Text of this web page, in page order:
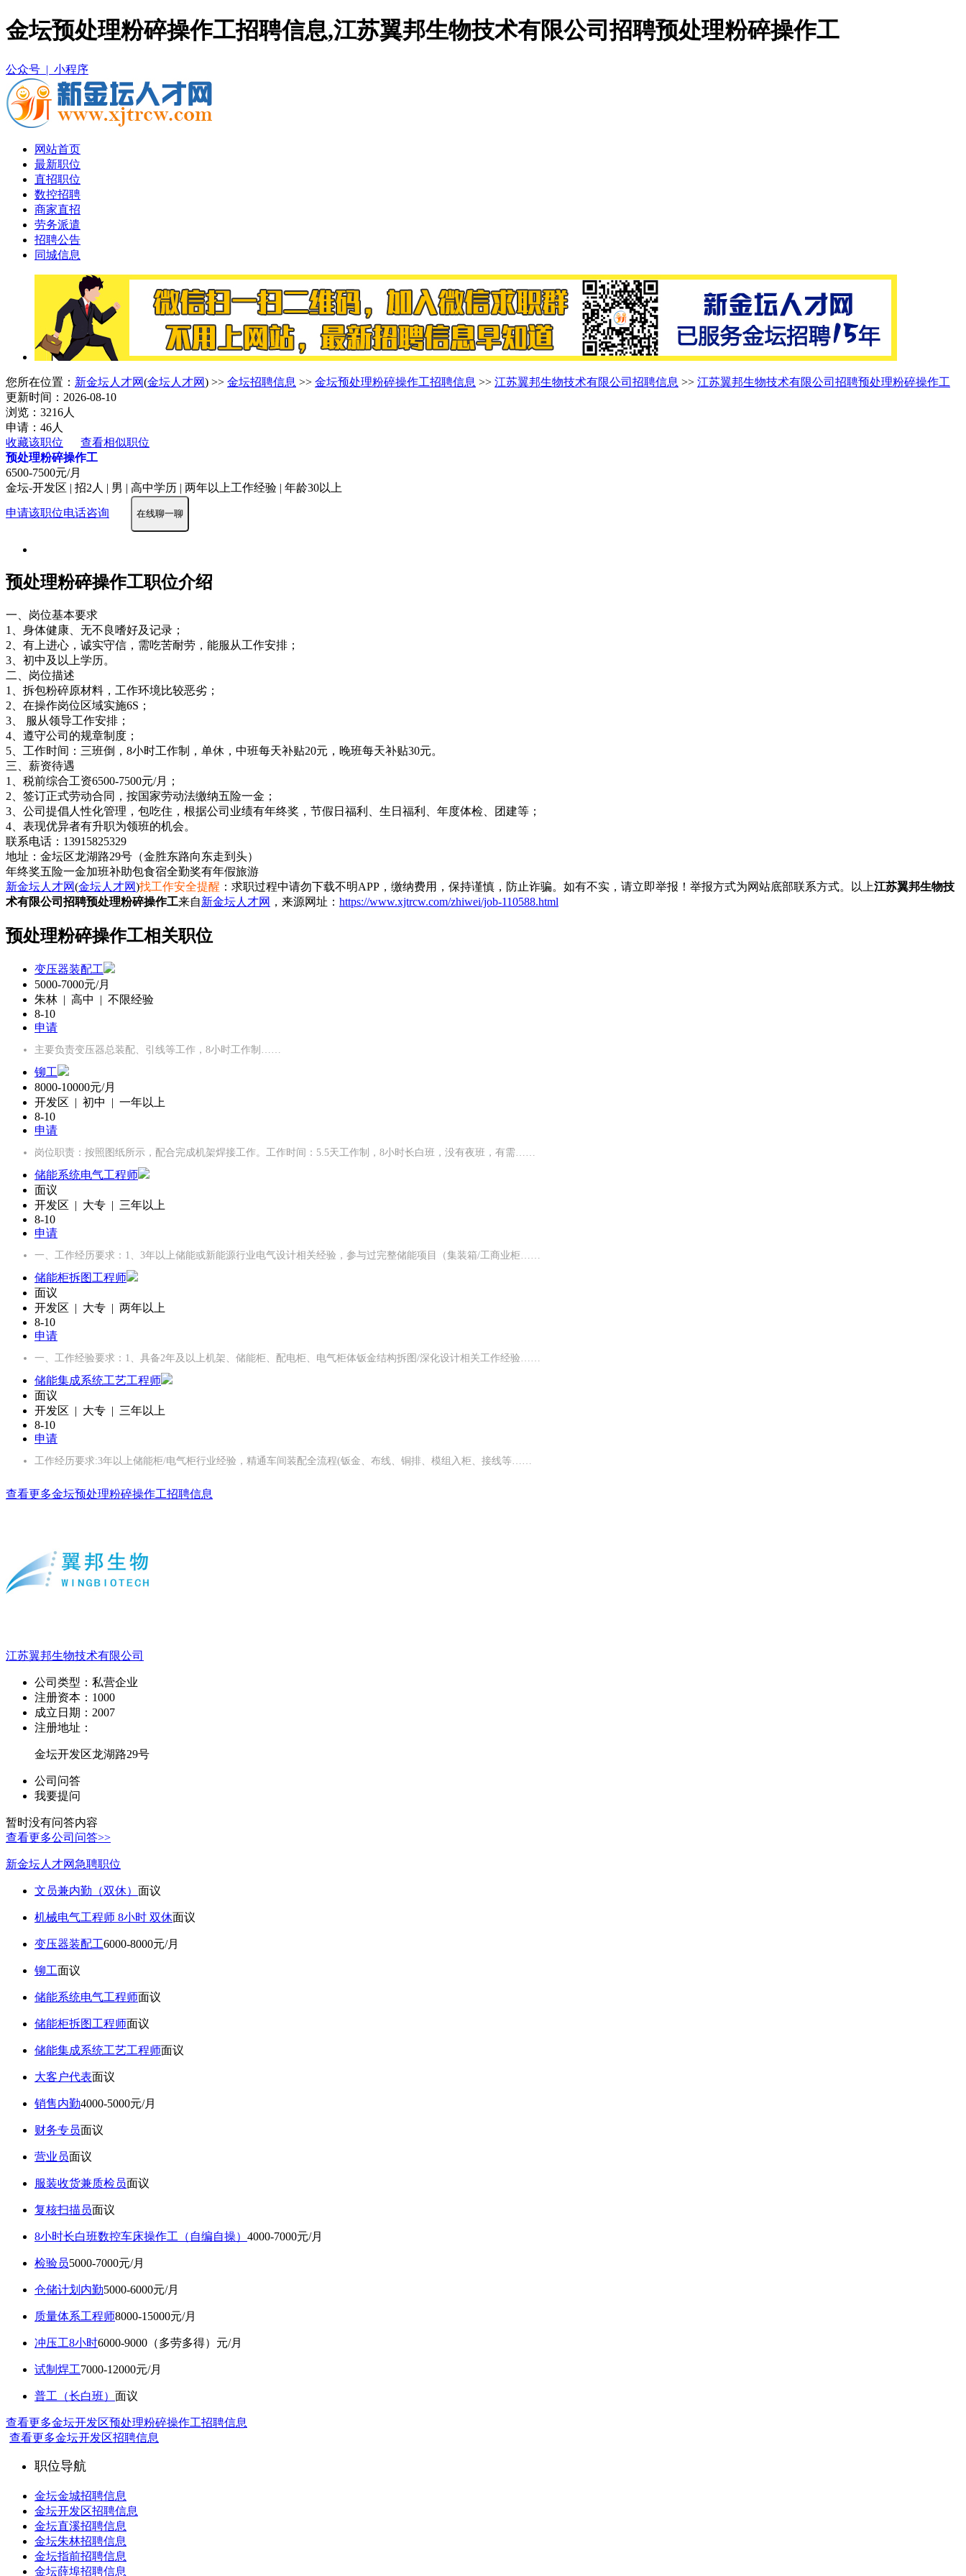
金坛预处理粉碎操作工招聘信息,江苏翼邦生物技术有限公司招聘预处理粉碎操作工
公众号 | 小程序
网站首页
最新职位
直招职位
数控招聘
商家直招
劳务派遣
招聘公告
同城信息
您所在位置： 新金坛人才网(金坛人才网) >> 金坛招聘信息 >> 金坛预处理粉碎操作工招聘信息 >> 江苏翼邦生物技术有限公司招聘信息 >> 江苏翼邦生物技术有限公司招聘预处理粉碎操作工
更新时间：2026-08-10
浏览：3216人
申请：46人
收藏该职位
查看相似职位
预处理粉碎操作工
6500-7500元/月
金坛-开发区 | 招2人 | 男 | 高中学历 | 两年以上工作经验 | 年龄30以上
申请该职位电话咨询 在线聊一聊
预处理粉碎操作工职位介绍
一、岗位基本要求
1、身体健康、无不良嗜好及记录；
2、有上进心，诚实守信，需吃苦耐劳，能服从工作安排；
3、初中及以上学历。
二、岗位描述
1、拆包粉碎原材料，工作环境比较恶劣；
2、在操作岗位区域实施6S；
3、 服从领导工作安排；
4、遵守公司的规章制度；
5、工作时间：三班倒，8小时工作制，单休，中班每天补贴20元，晚班每天补贴30元。
三、薪资待遇
1、税前综合工资6500-7500元/月；
2、签订正式劳动合同，按国家劳动法缴纳五险一金；
3、公司提倡人性化管理，包吃住，根据公司业绩有年终奖，节假日福利、生日福利、年度体检、团建等；
4、表现优异者有升职为领班的机会。
联系电话：13915825329
地址：金坛区龙湖路29号（金胜东路向东走到头）
年终奖五险一金加班补助包食宿全勤奖有年假旅游
新金坛人才网(金坛人才网)找工作安全提醒 ：求职过程中请勿下载不明APP，缴纳费用，保持谨慎，防止诈骗。如有不实，请立即举报！举报方式为网站底部联系方式。以上江苏翼邦生物技
术有限公司招聘预处理粉碎操作工来自新金坛人才网 ，来源网址： https://www.xjtrcw.com/zhiwei/job-110588.html
预处理粉碎操作工相关职位
变压器装配工
5000-7000元/月
朱林 | 高中 | 不限经验
8-10
申请
主要负责变压器总装配、引线等工作，8小时工作制……
铆工
8000-10000元/月
开发区 | 初中 | 一年以上
8-10
申请
岗位职责：按照图纸所示，配合完成机架焊接工作。工作时间：5.5天工作制，8小时长白班，没有夜班，有需……
储能系统电气工程师
面议
开发区 | 大专 | 三年以上
8-10
申请
一、工作经历要求：1、3年以上储能或新能源行业电气设计相关经验，参与过完整储能项目（集装箱/工商业柜……
储能柜拆图工程师
面议
开发区 | 大专 | 两年以上
8-10
申请
一、工作经验要求：1、具备2年及以上机架、储能柜、配电柜、电气柜体钣金结构拆图/深化设计相关工作经验……
储能集成系统工艺工程师
面议
开发区 | 大专 | 三年以上
8-10
申请
工作经历要求:3年以上储能柜/电气柜行业经验，精通车间装配全流程(钣金、布线、铜排、模组入柜、接线等……
查看更多金坛预处理粉碎操作工招聘信息
江苏翼邦生物技术有限公司
公司类型： 私营企业
注册资本： 1000
成立日期： 2007
注册地址：
金坛开发区龙湖路29号
公司问答
我要提问
暂时没有问答内容
查看更多公司问答>>
新金坛人才网急聘职位
文员兼内勤（双休） 面议
机械电气工程师 8小时 双休面议
变压器装配工6000-8000元/月
铆工面议
储能系统电气工程师面议
储能柜拆图工程师面议
储能集成系统工艺工程师面议
大客户代表面议
销售内勤4000-5000元/月
财务专员面议
营业员面议
服装收货兼质检员面议
复核扫描员面议
8小时长白班数控车床操作工（自编自操） 4000-7000元/月
检验员5000-7000元/月
仓储计划内勤5000-6000元/月
质量体系工程师8000-15000元/月
冲压工8小时6000-9000（多劳多得）元/月
试制焊工7000-12000元/月
普工（长白班） 面议
查看更多金坛开发区预处理粉碎操作工招聘信息
查看更多金坛开发区招聘信息
职位导航
金坛金城招聘信息
金坛开发区招聘信息
金坛直溪招聘信息
金坛朱林招聘信息
金坛指前招聘信息
金坛薛埠招聘信息